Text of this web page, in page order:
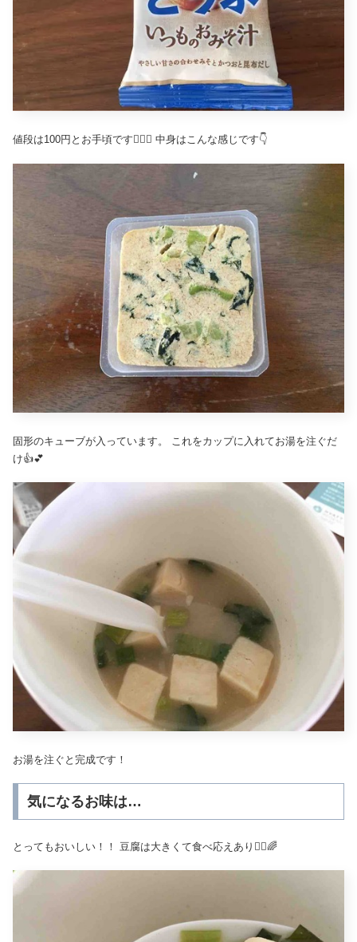
値段は100円とお手頃です🙋‍♀️✨ 中身はこんな感じです👇
固形のキューブが入っています。 これをカップに入れてお湯を注ぐだ
け👍💕
お湯を注ぐと完成です！
気になるお味は…
とってもおいしい！！ 豆腐は大きくて食べ応えあり🙆‍♀️🌈